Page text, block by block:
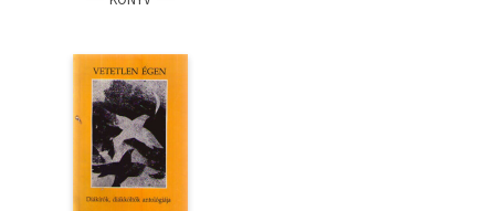
Tankönyv, segédkönyv
Társadalomtudomány
Természettudomány
Történelem